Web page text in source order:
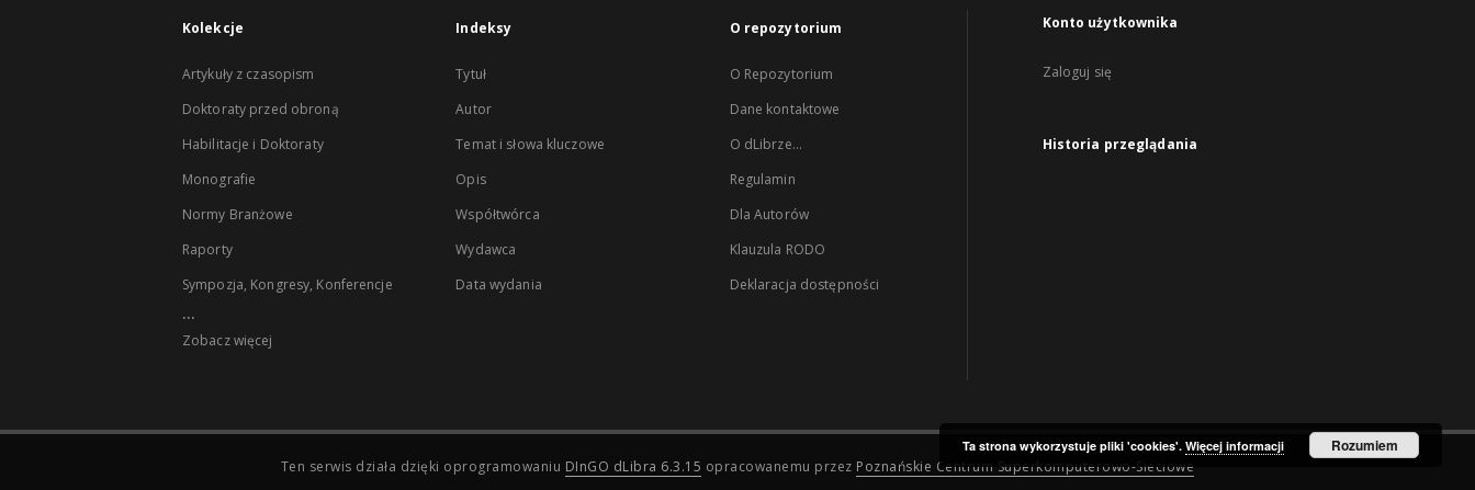
Kolekcje
Artykuły z czasopism
Doktoraty przed obroną
Habilitacje i Doktoraty
Monografie
Normy Branżowe
Raporty
Sympozja, Kongresy, Konferencje
...
Zobacz więcej
Indeksy
Tytuł
Autor
Temat i słowa kluczowe
Opis
Współtwórca
Wydawca
Data wydania
O repozytorium
O Repozytorium
Dane kontaktowe
O dLibrze...
Regulamin
Dla Autorów
Klauzula RODO
Deklaracja dostępności
Konto użytkownika
Zaloguj się
Historia przeglądania
Ten serwis działa dzięki oprogramowaniu DInGO dLibra 6.3.15 opracowanemu przez Poznańskie Centrum Superkomputerowo-Sieciowe
Ta strona wykorzystuje pliki 'cookies'. Więcej informacji Rozumiem